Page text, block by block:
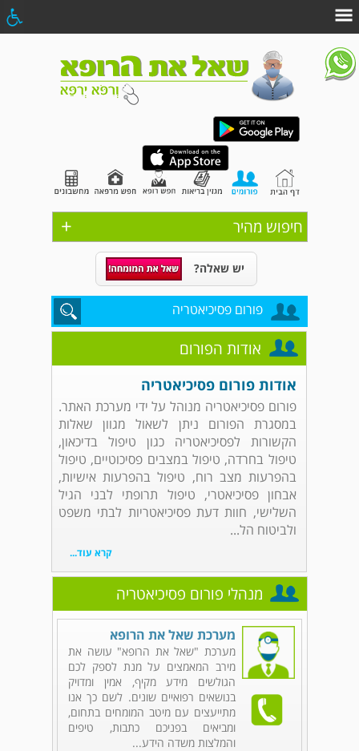
+ חיפוש מהיר
יש שאלה?
פורום פסיכיאטריה
אודות הפורום
אודות פורום פסיכיאטריה
פורום פסיכיאטריה מנוהל על ידי מערכת האתר.
במסגרת הפורום ניתן לשאול מגוון שאלות
הקשורות לפסיכיאטריה כגון טיפול בדיכאון,
טיפול בחרדה, טיפול במצבים פסיכוטיים, טיפול
בהפרעות מצב רוח, טיפול בהפרעות אישיות,
אבחון פסיכיאטרי, טיפול תרופתי לבני הגיל
השלישי, חוות דעת פסיכיאטריות לבתי משפט
ולביטוח הל...
קרא עוד...
מנהלי פורום פסיכיאטריה
מערכת שאל את הרופא
מערכת "שאל את הרופא" עושה את
מירב המאמצים על מנת לספק לכם
הגולשים מידע מקיף, אמין ומדויק
בנושאים רפואיים שונים. לשם כך אנו
מתייעצים עם מיטב המומחים בתחום,
ומביאים בפניכם כתבות, טיפים
והמלצות משדה הידע...